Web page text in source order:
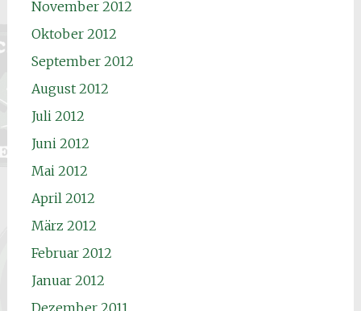
November 2012
Oktober 2012
September 2012
August 2012
Juli 2012
Juni 2012
Mai 2012
April 2012
März 2012
Februar 2012
Januar 2012
Dezember 2011